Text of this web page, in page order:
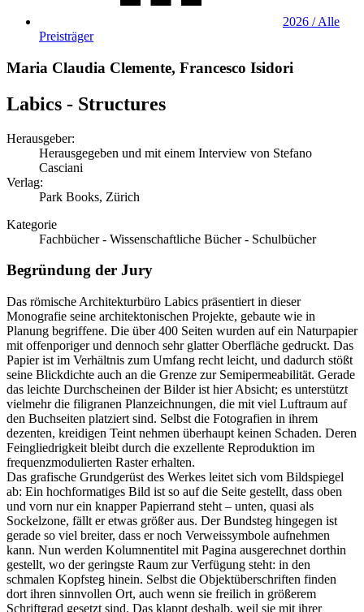
2026 / Alle
Preisträger
Maria Claudia Clemente, Francesco Isidori
Labics - Structures
Herausgeber:
Herausgegeben und mit einem Interview von Stefano
Casciani
Verlag:
Park Books, Zürich
Kategorie
Fachbücher - Wissenschaftliche Bücher - Schulbücher
Begründung der Jury
Das römische Architekturbüro Labics präsentiert in dieser
Monografie seine architektonischen Projekte, gebaute wie in
Planung begriffene. Die über 400 Seiten wurden auf ein Naturpapier
mit offenporiger und dennoch sehr glatter Oberfläche gedruckt. Das
Papier ist im Verhältnis zum Umfang recht leicht, und dadurch stößt
seine Blickdichte auch an die Grenze zur Semipermeabilität. Gerade
das leichte Durchscheinen der Bilder ist hier Absicht; es unterstützt
vielmehr die filigranen Planzeichnungen, die mit viel Luftraum auf
den Buchseiten platziert sind. Selbst die Fotografien in ihrem
dezenten, kreidigen Teint nehmen überhaupt keinen Schaden. Deren
Feingliedrigkeit bleibt durch die exzellente Reproduktion im
frequenzmodulierten Raster erhalten.
Das grafische Grundgerüst des Werkes leitet sich vom Bildspiegel
ab: Ein hochformatiges Bild ist so auf die Seite gestellt, dass oben
und vorn nur ein knapper Papierrand steht – unten, quasi als
Sockelzone, fällt er etwas größer aus. Der Bundsteg hingegen ist
gerade so viel breiter, dass er noch Verweissymbole aufnehmen
kann. Nun werden Kolumnentitel mit Pagina ausgerechnet dorthin
gestellt, wo der geringste Raum zur Verfügung steht: in den
schmalen Kopfsteg hinein. Selbst die Objektüberschriften finden
dort ihren sinnvollen Ort, auch wenn sie freilich in größerem
Schriftgrad gesetzt sind. Das klappt deshalb, weil sie mit ihrer